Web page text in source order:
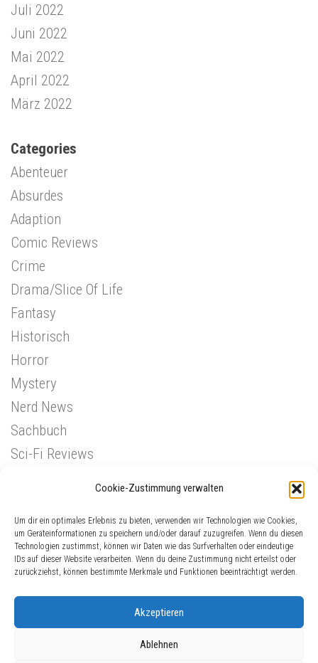
Cookie-Zustimmung verwalten
Um dir ein optimales Erlebnis zu bieten, verwenden wir Technologien wie Cookies,
um Geräteinformationen zu speichern und/oder darauf zuzugreifen. Wenn du diesen
Technologien zustimmst, können wir Daten wie das Surfverhalten oder eindeutige
IDs auf dieser Website verarbeiten. Wenn du deine Zustimmung nicht erteilst oder
zurückziehst, können bestimmte Merkmale und Funktionen beeinträchtigt werden.
Akzeptieren
Ablehnen
Juli 2022
Juni 2022
Mai 2022
April 2022
März 2022
Categories
Abenteuer
Absurdes
Adaption
Comic Reviews
Crime
Drama/Slice Of Life
Fantasy
Historisch
Horror
Mystery
Nerd News
Sachbuch
Sci-Fi Reviews